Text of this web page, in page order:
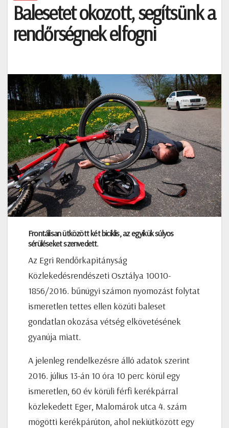
Balesetet okozott, segítsünk a
rendőrségnek elfogni
Frontálisan ütközött két biciklis, az egyikük súlyos
sérüléseket szenvedett.
Az Egri Rendőrkapitányság
Közlekedésrendészeti Osztálya 10010-
1856/2016. bűnügyi számon nyomozást folytat
ismeretlen tettes ellen közúti baleset
gondatlan okozása vétség elkövetésének
gyanúja miatt.
A jelenleg rendelkezésre álló adatok szerint
2016. július 13-án 10 óra 10 perc körül egy
ismeretlen, 60 év körüli férfi kerékpárral
közlekedett Eger, Malomárok utca 4. szám
mögötti kerékpárúton, ahol nekiütközött egy